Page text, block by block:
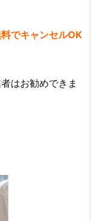
でキャンセルOK
はお勧めできま